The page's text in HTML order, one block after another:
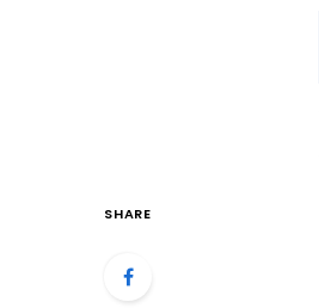
SHARE